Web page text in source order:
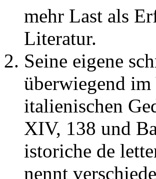
mehr Last als
Literatur.
Seine eigene
überwiegend im
italienischen
XIV, 138 und
istoriche de
nennt